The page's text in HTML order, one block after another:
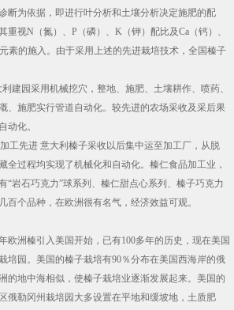
断为依据，即进行叶分析和土壤分析决定施肥的配
重视N（氮）、P（磷）、K（钾）配比及Ca（钙）、
素的施入。由于采用上述的先进栽培技术，全国榛子
园采用机械挖穴，整地、施肥、土壤耕作、喷药、
、施肥实行管道自动化。较先进的农场采收及采后果
动化。
先进 意大利榛子采收以后集中运至加工厂，从脱
全过程均实现了机械化和自动化。榛仁食品加工业，
“岩石巧克力”球系列、榛仁甜点心系列、榛子巧克力
百个品种，在欧洲很有名气，经济效益可观。
洲榛引入美国开始，已有100多年的历史，现在美国
培园。美国的榛子栽培有90％分布在美国西海岸的俄
的地中海相似，使榛子栽培业逐渐发展起来。美国的
俄勒冈州栽培园大多设置在平地和缓坡地，土质肥